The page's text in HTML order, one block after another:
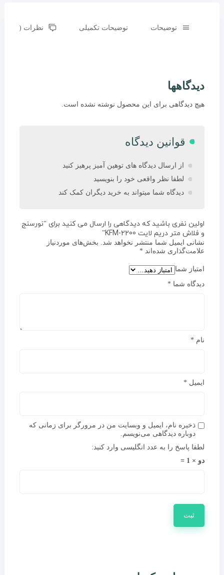
توضیحات توضیحات تکمیلی نظرات (0)
دیدگاهها
هیچ دیدگاهی برای این محصول نوشته نشده است.
قوانین دیدگاه
از ارسال دیدگاه های توهین آمیز پرهیز کنید
لطفا نظر واقعی خود را بنویسید
دیدگاه شما میتواند به خرید دیگران کمک کند
اولین نفری باشید که دیدگاهی را ارسال می کنید برای “نورسنج
و فلاش متر دریم لایت KFM-2200”
نشانی ایمیل شما منتشر نخواهد شد.
بخش‌های موردنیاز
علامت‌گذاری شده‌اند *
امتیاز شما
دیدگاه شما *
نام *
ایمیل *
ذخیره نام، ایمیل و وبسایت من در مرورگر برای زمانی که
دوباره دیدگاهی می‌نویسم.
لطفا پاسخ را به عدد انگلیسی وارد کنید:
دو × 1 =